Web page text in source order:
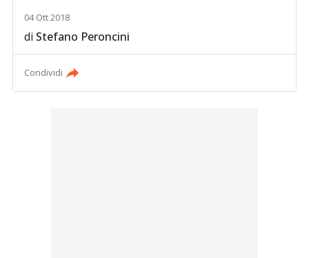
04 Ott 2018
di Stefano Peroncini
Condividi